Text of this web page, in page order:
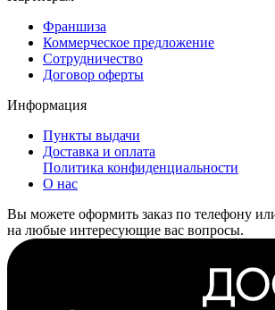
Франшиза
Коммерческое предложение
Сотрудничество
Договор оферты
Информация
Пункты выдачи
Доставка и оплата
Политика конфиденциальности
О нас
Вы можете оформить заказ по телефону
на любые интересующие вас вопросы.